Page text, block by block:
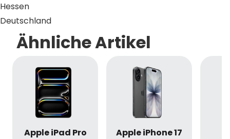
Hessen
Deutschland
Ähnliche Artikel
Apple iPad Pro
Apple iPhone 17